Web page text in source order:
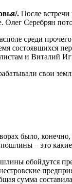
. После
Олег Серебрян
среди
состоявшихся
и Виталий
свои
было,
– это
обойдутся
сумма